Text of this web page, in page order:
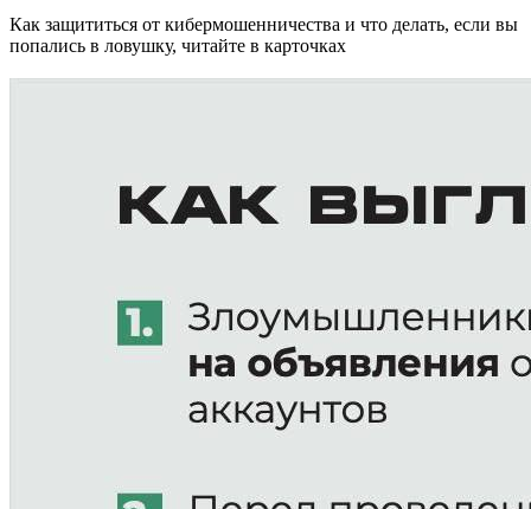
Как защититься от кибермошенничества и что делать, если вы
попались в ловушку, читайте в карточках